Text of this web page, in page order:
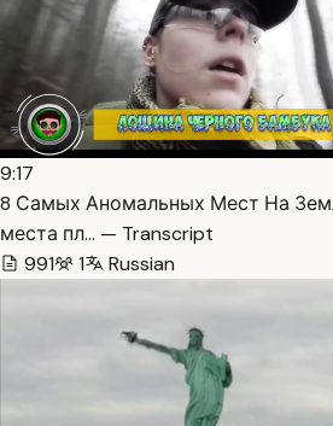
9:17
8 Самых Аномальных Мест На
места пл… — Transcript
991
1 Russian